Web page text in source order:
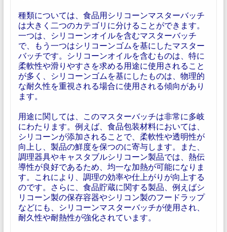
種類については、食品用シリコーンマスターバッチ
は大きく二つのカテゴリに分けることができます。
一つは、シリコーンオイルを含むマスターバッチ
で、もう一つはシリコーンゴムを基にしたマスター
バッチです。シリコーンオイルを含むものは、特に
柔軟性や滑りやすさを求める用途に使用されること
が多く、シリコーンゴムを基にしたものは、物理的
な耐久性を重視される場合に使用される傾向があり
ます。
用途に関しては、このマスターバッチは非常に多岐
にわたります。例えば、食品包装材料においては、
シリコーンが添加されることで、柔軟性や透明性が
向上し、製品の鮮度を保つのに寄与します。また、
調理器具やキャスタブルシリコーン製品では、熱伝
導性が良好であるため、均一な加熱が可能になりま
す。これにより、調理の効率や仕上がりが向上する
のです。さらに、食品貯蔵に関する製品、例えばシ
リコーン製の保存容器やシリコン製のフードラップ
などにも、シリコーンマスターバッチが使用され、
耐久性や耐熱性が強化されています。